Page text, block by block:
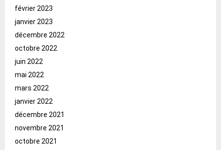
février 2023
janvier 2023
décembre 2022
octobre 2022
juin 2022
mai 2022
mars 2022
janvier 2022
décembre 2021
novembre 2021
octobre 2021